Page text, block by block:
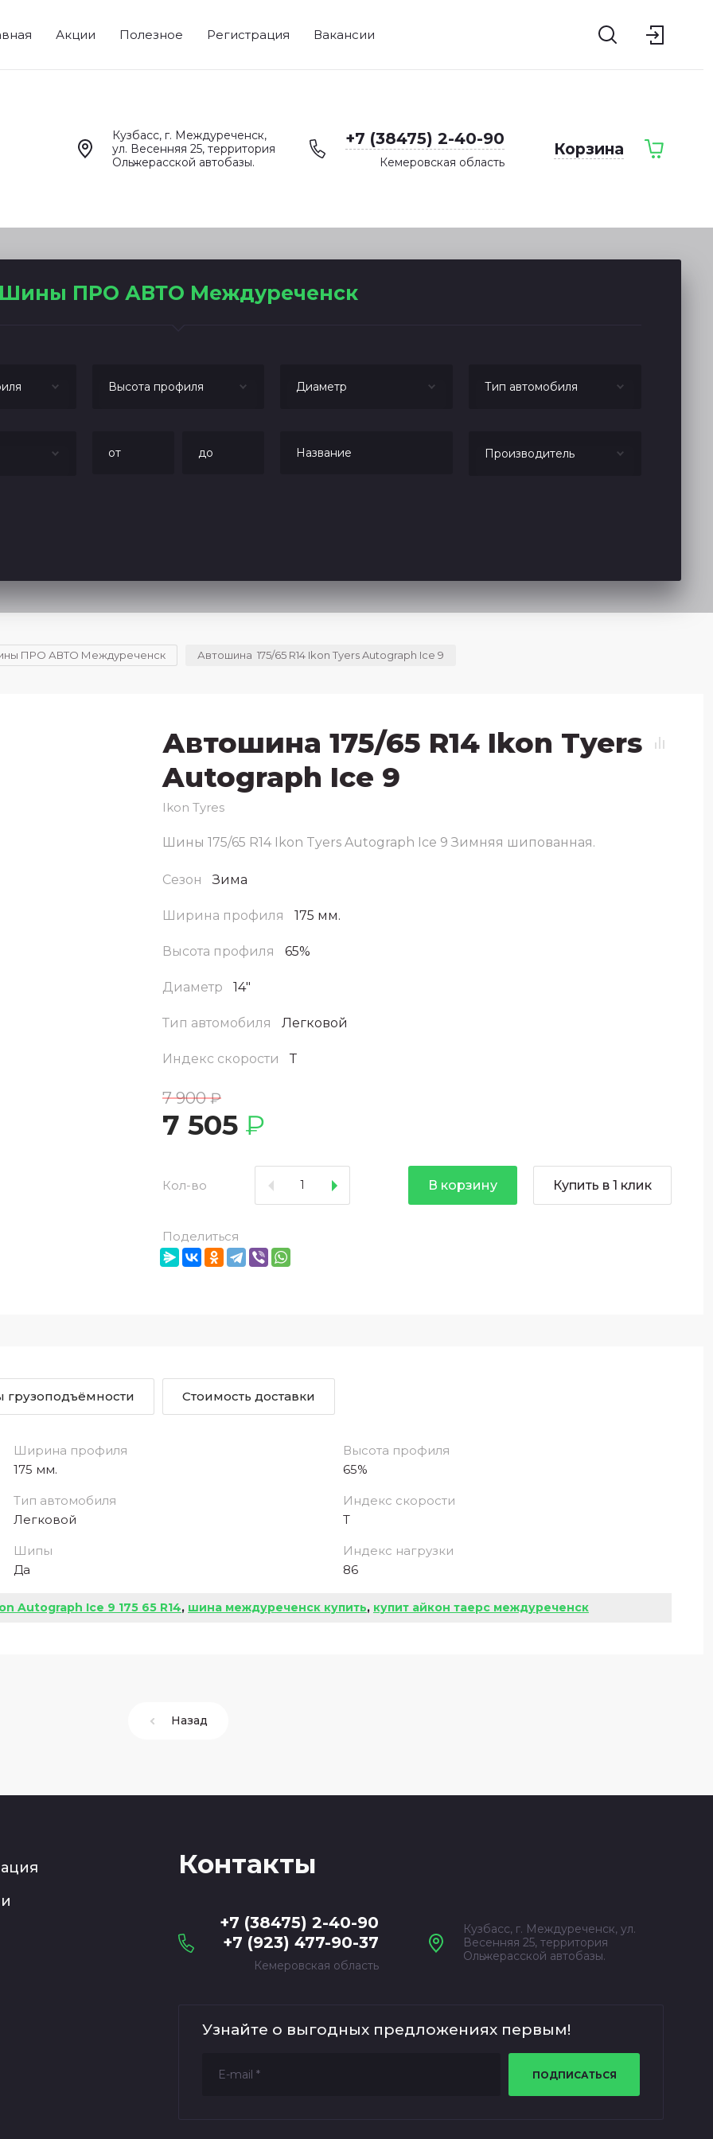
Акции Полезное Регистрация Вакансии
Кузбасс, г. Междуреченск,
ул. Весенняя 25, территория
Ольжерасской автобазы.
+7 (38475) 2-40-90
Кемеровская область
Корзина
ПРО АВТО Междуреченск
Высота профиля Диаметр Тип автомобиля
Производитель
ПРО АВТО Междуреченск Автошина  175/65 R14 Ikon Tyers Autograph Ice 9
Автошина 175/65 R14 Ikon Tyers
Autograph Ice 9
Ikon Tyres
Шины 175/65 R14 Ikon Tyers Autograph Ice 9 Зимняя шипованная.
Сезон Зима
Ширина профиля 175 мм.
Высота профиля 65%
Диаметр 14"
Тип автомобиля Легковой
Индекс скорости Т
7 900 ₽
7 505 ₽
Кол-во В корзину Купить в 1 клик
Поделиться
грузоподъёмности Стоимость доставки
Ширина профиля
175 мм.
Высота профиля
65%
Тип автомобиля
Легковой
Индекс скорости
Т
Шипы
Да
Индекс нагрузки
86
Autograph Ice 9 175 65 R14, шина междуреченск купить, купит айкон таерс междуреченск
Назад
Контакты
+7 (38475) 2-40-90
+7 (923) 477-90-37
Кемеровская область
Кузбасс, г. Междуреченск, ул.
Весенняя 25, территория
Ольжерасской автобазы.
Узнайте о выгодных предложениях первым!
ПОДПИСАТЬСЯ